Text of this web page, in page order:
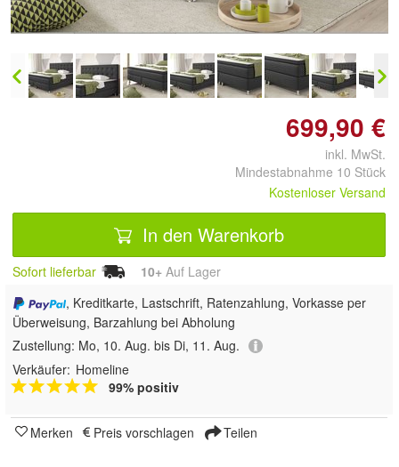
699,90 €
inkl. MwSt.
Mindestabnahme 10 Stück
Kostenloser Versand
In den Warenkorb
Sofort lieferbar 10+ Auf Lager
, Kreditkarte, Lastschrift, Ratenzahlung, Vorkasse per
Überweisung, Barzahlung bei Abholung
Zustellung: Mo, 10. Aug. bis Di, 11. Aug.
Verkäufer: Homeline
99% positiv
Merken Preis vorschlagen Teilen